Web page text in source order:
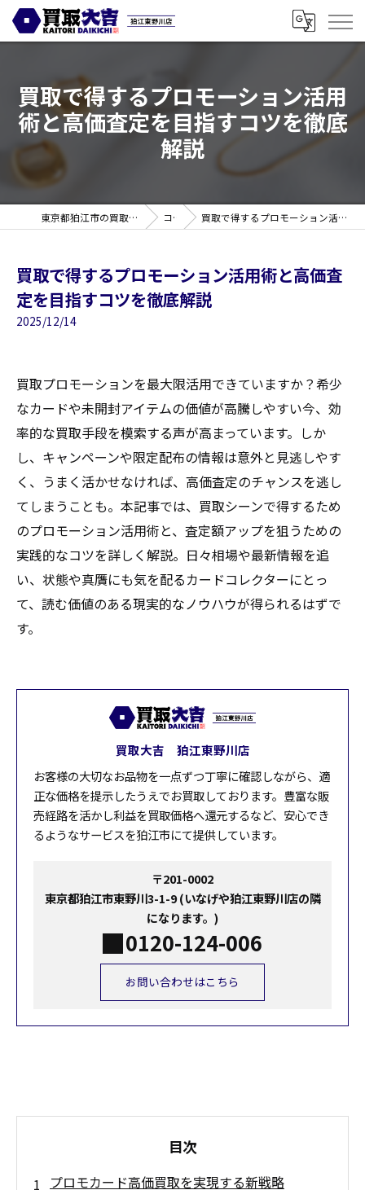
買取で得するプロモーション活用
術と高価査定を目指すコツを徹底
解説
東京都狛江市の買取なら買取大吉 狛江東野川店 コラム 買取で得するプロモーション活用術と高価査定を目指すコツを徹底解説
買取で得するプロモーション活用術と高価査
定を目指すコツを徹底解説
2025/12/14
買取プロモーションを最大限活用できていますか？希少
なカードや未開封アイテムの価値が高騰しやすい今、効
率的な買取手段を模索する声が高まっています。しか
し、キャンペーンや限定配布の情報は意外と見逃しやす
く、うまく活かせなければ、高価査定のチャンスを逃し
てしまうことも。本記事では、買取シーンで得するため
のプロモーション活用術と、査定額アップを狙うための
実践的なコツを詳しく解説。日々相場や最新情報を追
い、状態や真贋にも気を配るカードコレクターにとっ
て、読む価値のある現実的なノウハウが得られるはずで
す。
買取大吉 狛江東野川店
お客様の大切なお品物を一点ずつ丁寧に確認しながら、適
正な価格を提示したうえでお買取しております。豊富な販
売経路を活かし利益を買取価格へ還元するなど、安心でき
るようなサービスを狛江市にて提供しています。
〒201-0002
東京都狛江市東野川3-1-9 (いなげや狛江東野川店の隣
になります。)
0120-124-006
お問い合わせはこちら
目次
プロモカード高価買取を実現する新戦略